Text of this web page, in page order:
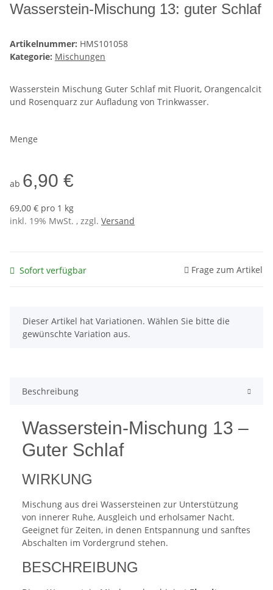
Wasserstein-Mischung 13: guter Schlaf
Artikelnummer: HMS101058
Kategorie: Mischungen
Wasserstein Mischung Guter Schlaf mit Fluorit, Orangencalcit
und Rosenquarz zur Aufladung von Trinkwasser.
Menge
ab 6,90 €
69,00 € pro 1 kg
inkl. 19% MwSt. , zzgl. Versand
Sofort verfügbar Frage zum Artikel
x
Dieser Artikel hat Variationen. Wählen Sie bitte die
gewünschte Variation aus.
Beschreibung
Wasserstein-Mischung 13 –
Guter Schlaf
WIRKUNG
Mischung aus drei Wassersteinen zur Unterstützung
von innerer Ruhe, Ausgleich und erholsamer Nacht.
Geeignet für Zeiten, in denen Entspannung und sanftes
Abschalten im Vordergrund stehen.
BESCHREIBUNG